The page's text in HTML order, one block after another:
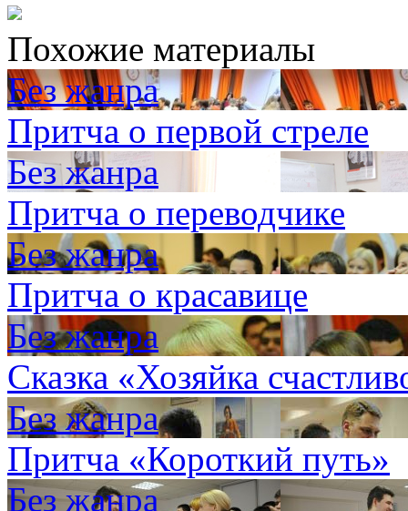
Похожие материалы
Без жанра
Притча о первой стреле
Без жанра
Притча о переводчике
Без жанра
Притча о красавице
Без жанра
Сказка «Хозяйка
Без жанра
Притча «Короткий путь»
Без жанра